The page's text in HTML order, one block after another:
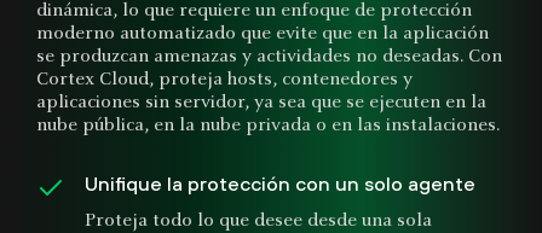
dinámica, lo que requiere un enfoque de protección
moderno automatizado que evite que en la aplicación
se produzcan amenazas y actividades no deseadas. Con
Cortex Cloud, proteja hosts, contenedores y
aplicaciones sin servidor, ya sea que se ejecuten en la
nube pública, en la nube privada o en las instalaciones.
Unifique la protección con un solo agente
Proteja todo lo que desee desde una sola